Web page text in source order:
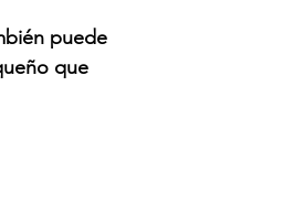
puede
que